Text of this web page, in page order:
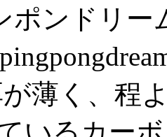
ポンドリー
薄く、程